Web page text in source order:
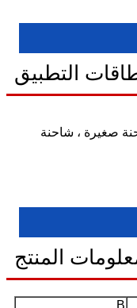
التطبيق
صغيرة ، شاحنة
المنتج
B